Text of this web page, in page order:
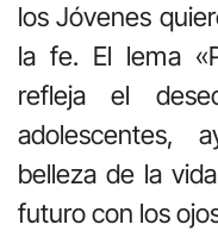
los Jóvenes
la fe. El lema
refleja el
adolescentes,
belleza de la
futuro con los